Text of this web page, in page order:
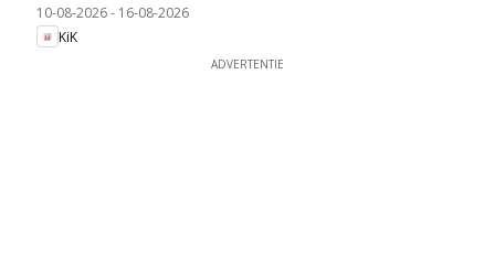
10-08-2026- 16-08-2026
KiK
ADVERTENTIE